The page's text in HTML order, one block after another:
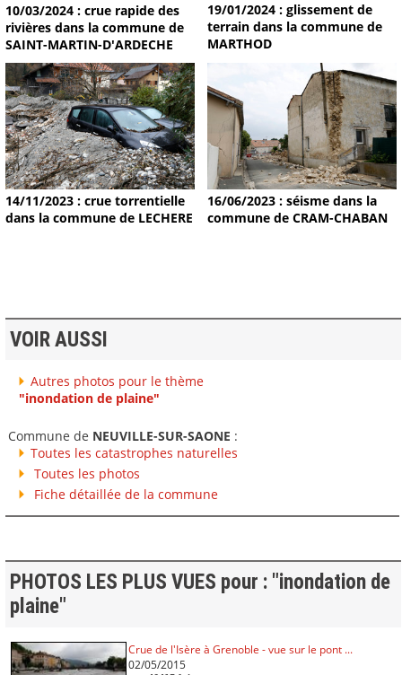
10/03/2024 : crue rapide des
rivières dans la commune de
SAINT-MARTIN-D'ARDECHE
19/01/2024 : glissement de
terrain dans la commune de
MARTHOD
14/11/2023 : crue torrentielle
dans la commune de LECHERE
16/06/2023 : séisme dans la
commune de CRAM-CHABAN
VOIR AUSSI
Autres photos pour le thème
"inondation de plaine"
Commune de NEUVILLE-SUR-SAONE :
Toutes les catastrophes naturelles
Toutes les photos
Fiche détaillée de la commune
PHOTOS LES PLUS VUES pour : "inondation de
plaine"
Crue de l'Isère à Grenoble - vue sur le pont ...
02/05/2015